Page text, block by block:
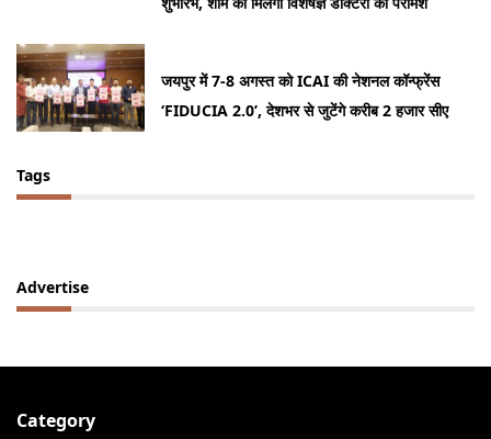
जयपुर में 7-8 अगस्त को ICAI की नेशनल कॉन्फ्रेंस
‘FIDUCIA 2.0’, देशभर से जुटेंगे करीब 2 हजार सीए
Tags
Advertise
Category